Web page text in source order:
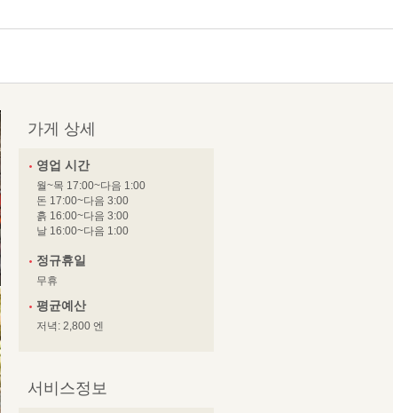
가게 상세
영업 시간
월~목 17:00~다음 1:00
돈 17:00~다음 3:00
흙 16:00~다음 3:00
날 16:00~다음 1:00
정규휴일
무휴
평균예산
저녁: 2,800 엔
서비스정보